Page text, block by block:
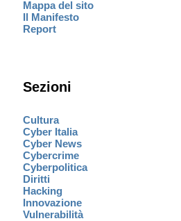
Mappa del sito
Il Manifesto
Report
Sezioni
Cultura
Cyber Italia
Cyber News
Cybercrime
Cyberpolitica
Diritti
Hacking
Innovazione
Vulnerabilità